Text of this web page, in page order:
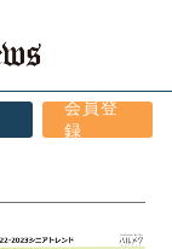
会員登
録